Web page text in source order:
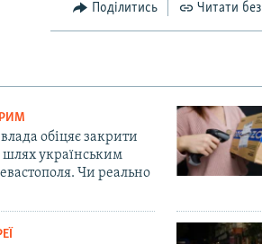
Поділитись Читати
обіцяє закрити
українським
Чи реально